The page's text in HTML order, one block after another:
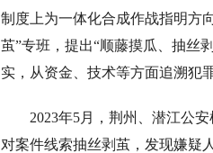
制度上为一体化合成作战指明方
茧”专班，提出“顺藤摸瓜、抽丝
实，从资金、技术等方面追溯犯
2023年5月，荆州、潜江公
对案件线索抽丝剥茧，发现嫌疑